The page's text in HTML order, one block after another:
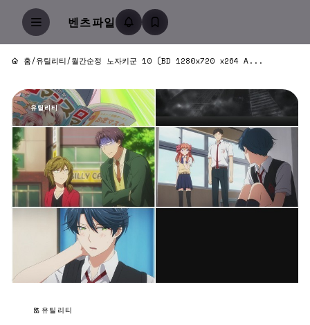
벤츠파일
홈/유틸리티/월간순정 노자키군 10 (BD 1280x720 x264 A...
유틸리티
유틸리티